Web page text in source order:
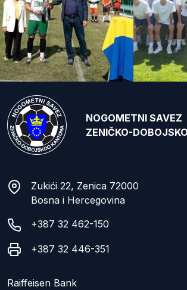
NOGOMETNI SAVEZ
ZENIČKO-
Zukići 22, Zenica 72000
Bosna i Hercegovina
+387 32 462-150
+387 32 446-351
Raiffeisen Bank